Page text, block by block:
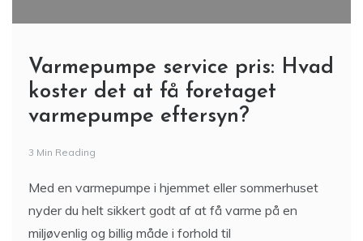
Varmepumpe service pris: Hvad
koster det at få foretaget
varmepumpe eftersyn?
3 Min Reading
Med en varmepumpe i hjemmet eller sommerhuset
nyder du helt sikkert godt af at få varme på en
miljøvenlig og billig måde i forhold til